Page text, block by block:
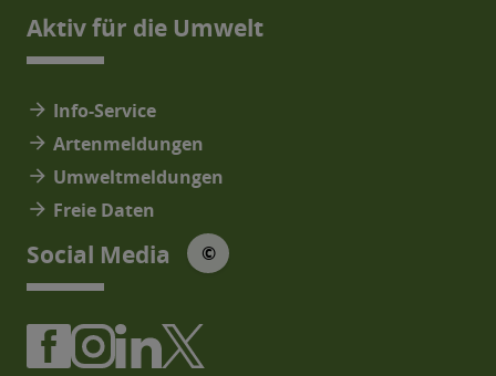
Aktiv für die Umwelt
arrow_forward Info-Service
arrow_forward Artenmeldungen
arrow_forward Umweltmeldungen
arrow_forward Freie Daten
Social Media © © Social Media Icons: jam-